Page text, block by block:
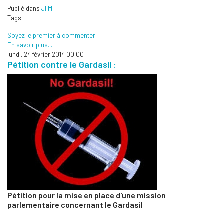
Publié dans JIIM
Tags:
Soyez le premier à commenter!
En savoir plus...
lundi, 24 février 2014 00:00
Pétition contre le Gardasil :
Pétition pour la mise en place d'une mission
parlementaire concernant le Gardasil